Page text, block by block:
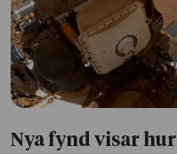
Nya fynd visar